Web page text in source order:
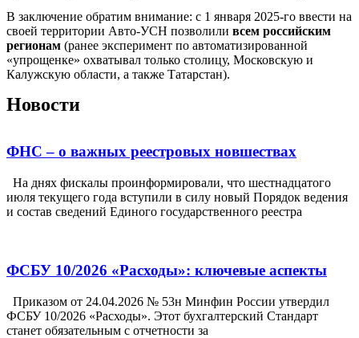
В заключение обратим внимание: с 1 января 2025-го ввести на
своей территории Авто-УСН позволили всем российским
регионам (ранее эксперимент по автоматизированной
«упрощенке» охватывал только столицу, Московскую и
Калужскую области, а также Татарстан).
Новости
ФНС – о важных реестровых новшествах
На днях фискалы проинформировали, что шестнадцатого
июля текущего года вступили в силу новый Порядок ведения
и состав сведений Единого государственного реестра
ФСБУ 10/2026 «Расходы»: ключевые аспекты
Приказом от 24.04.2026 № 53н Минфин России утвердил
ФСБУ 10/2026 «Расходы». Этот бухгалтерский Стандарт
станет обязательным с отчетности за